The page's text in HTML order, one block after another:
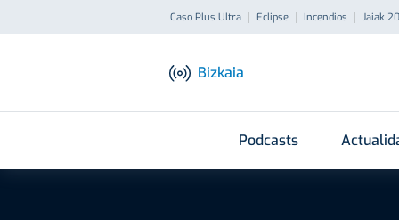
Caso Plus Ultra Eclipse Incendios Jaiak
Bizkaia
Podcasts